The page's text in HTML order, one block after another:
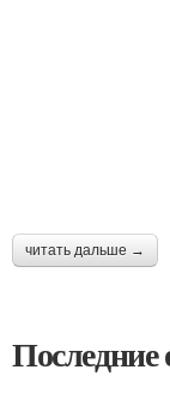
читать дальше →
Последние